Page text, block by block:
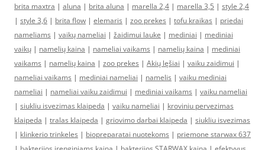
brita maxtra | aluna | brita aluna | marella 2,4 | marella 3,5 | style 2,4
| style 3,6 | brita flow | elemaris | zoo prekes | tofu kraikas | priedai
nameliams | vaikų nameliai | žaidimui lauke | mediniai | mediniai
vaikų | namelių kaina | nameliai vaikams | namelių kaina | mediniai
vaikams | namelių kaina | zoo prekes | Akių lęšiai | vaiku zaidimui |
nameliai vaikams | mediniai nameliai | namelis | vaiku mediniai
nameliai | nameliai vaiku zaidimui | mediniai vaikams | vaiku nameliai
| siukliu isvezimas klaipeda | vaiku nameliai | kroviniu pervezimas
klaipeda | tralas klaipeda | griovimo darbai klaipeda | siukliu isvezimas
| klinkerio trinkeles | biopreparatai nuotekoms | priemone starwax 637